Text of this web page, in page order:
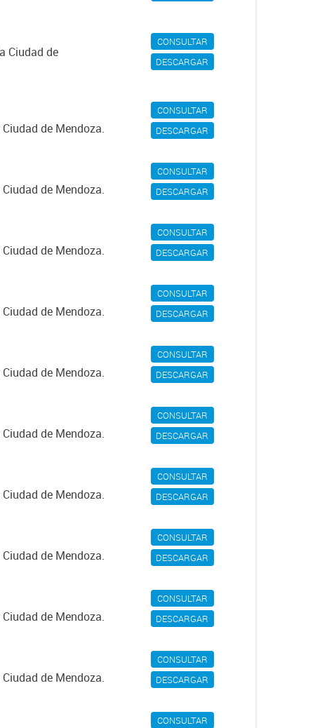
CONSULTAR
DESCARGAR
Ciudad de
CONSULTAR
DESCARGAR
de Mendoza.
CONSULTAR
DESCARGAR
de Mendoza.
CONSULTAR
DESCARGAR
de Mendoza.
CONSULTAR
DESCARGAR
de Mendoza.
CONSULTAR
DESCARGAR
de Mendoza.
CONSULTAR
DESCARGAR
de Mendoza.
CONSULTAR
DESCARGAR
de Mendoza.
CONSULTAR
DESCARGAR
de Mendoza.
CONSULTAR
DESCARGAR
de Mendoza.
CONSULTAR
DESCARGAR
de Mendoza.
CONSULTAR